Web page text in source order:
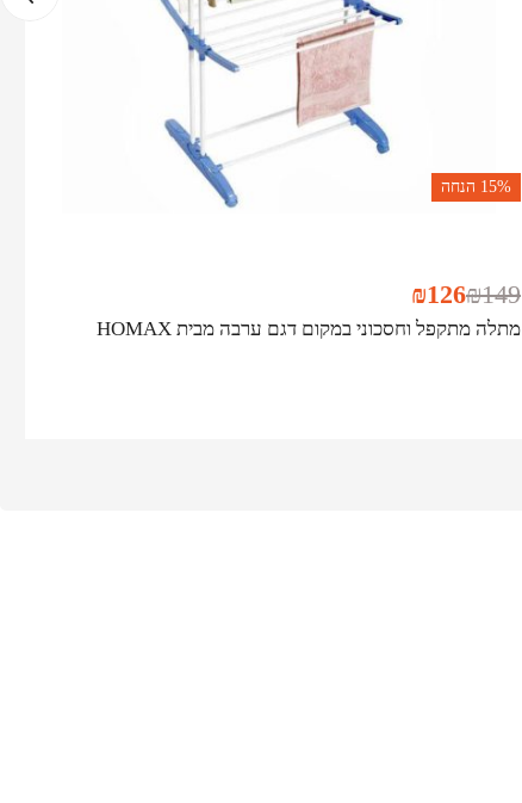
15% הנחה
מתלה מתקפל וחסכוני במקום דגם ערבה מבית HOMAX
₪149
₪126